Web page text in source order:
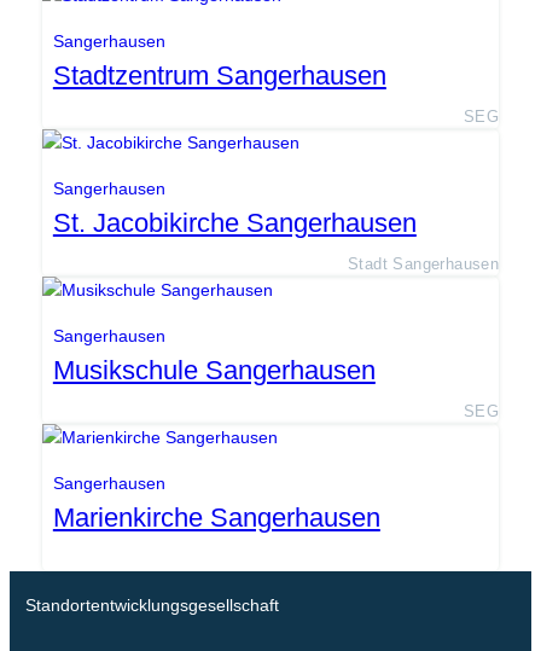
Sangerhausen
Stadtzentrum Sangerhausen
SEG
Sangerhausen
St. Jacobikirche Sangerhausen
Stadt Sangerhausen
Sangerhausen
Musikschule Sangerhausen
SEG
Sangerhausen
Marienkirche Sangerhausen
Standortentwicklungsgesellschaft